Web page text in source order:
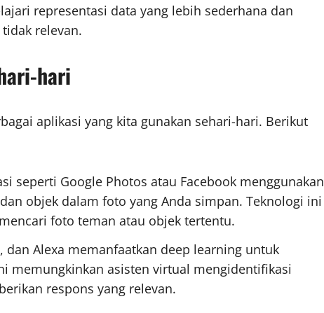
representasi data yang lebih sederhana dan
relevan.
hari
aplikasi yang kita gunakan sehari-hari. Berikut
seperti Google Photos atau Facebook menggunakan
objek dalam foto yang Anda simpan. Teknologi ini
foto teman atau objek tertentu.
dan Alexa memanfaatkan deep learning untuk
memungkinkan asisten virtual mengidentifikasi
respons yang relevan.